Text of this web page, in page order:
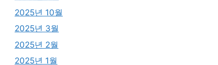
2025년 10월
2025년 3월
2025년 2월
2025년 1월